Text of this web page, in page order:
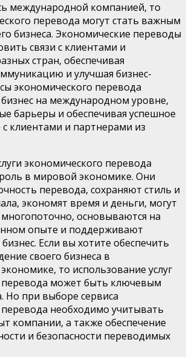
международной компанией, то
перевода могут стать важным
бизнеса. Экономические переводы
связи с клиентами и
стран, обеспечивая
и улучшая бизнес-
экономического перевода
на международном уровне,
барьеры и обеспечивая успешное
клиентами и партнерами из
экономического перевода
в мировой экономике. Они
перевода, сохраняют стиль и
экономят время и деньги, могут
основываются на
опыте и поддерживают
Если вы хотите обеспечить
своего бизнеса в
то использование услуг
перевода может быть ключевым
Но при выборе сервиса
необходимо учитывать
компании, а также обеспечение
и безопасности переводимых